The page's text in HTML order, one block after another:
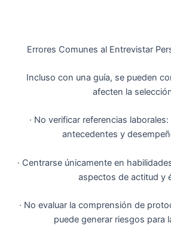
Errores Comunes al Entrevistar
Incluso con una guía, se pueden
afecten la
· No verificar referencias
antecedentes y
· Centrarse únicamente en
aspectos de actitud y
· No evaluar la comprensión de
puede generar riesgos para